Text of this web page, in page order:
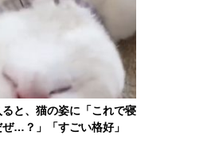
と、猫の姿に「これで寝
…？」「すごい格好」